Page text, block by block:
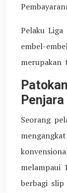
Pelaku Liga
embel-
merupakan
Penjara
Seorang
melampaui
berbagi